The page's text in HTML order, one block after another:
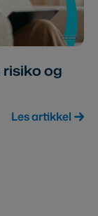
og
Les artikkel